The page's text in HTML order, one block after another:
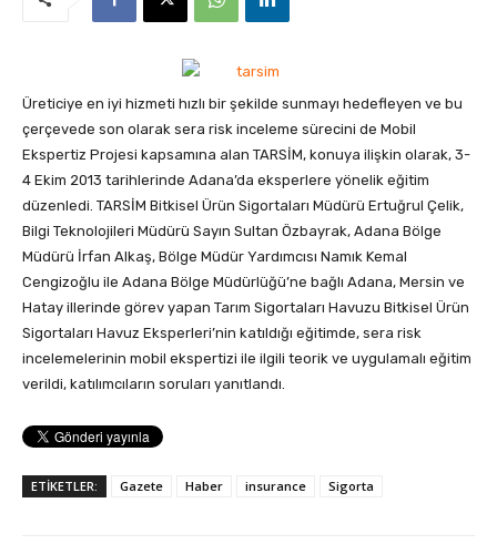
Üreticiye en iyi hizmeti hızlı bir şekilde sunmayı hedefleyen ve bu
çerçevede son olarak sera risk inceleme sürecini de Mobil
Ekspertiz Projesi kapsamına alan TARSİM, konuya ilişkin olarak, 3-
4 Ekim 2013 tarihlerinde Adana’da eksperlere yönelik eğitim
düzenledi. TARSİM Bitkisel Ürün Sigortaları Müdürü Ertuğrul Çelik,
Bilgi Teknolojileri Müdürü Sayın Sultan Özbayrak, Adana Bölge
Müdürü İrfan Alkaş, Bölge Müdür Yardımcısı Namık Kemal
Cengizoğlu ile Adana Bölge Müdürlüğü’ne bağlı Adana, Mersin ve
Hatay illerinde görev yapan Tarım Sigortaları Havuzu Bitkisel Ürün
Sigortaları Havuz Eksperleri’nin katıldığı eğitimde, sera risk
incelemelerinin mobil ekspertizi ile ilgili teorik ve uygulamalı eğitim
verildi, katılımcıların soruları yanıtlandı.
ETİKETLER: Gazete Haber insurance Sigorta